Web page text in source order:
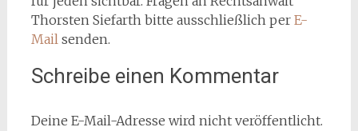
Thorsten Siefarth bitte ausschließlich per E-
Mailsenden.
Schreibe einen Kommentar
Deine E-Mail-Adresse wird nicht veröffentlicht.